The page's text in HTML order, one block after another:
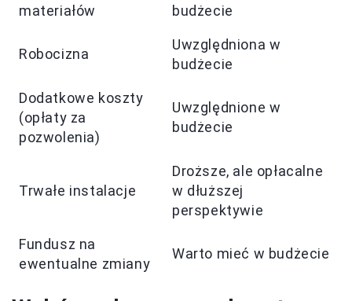
materiałów
budżecie
Robocizna
Uwzględniona w
budżecie
Dodatkowe koszty
(opłaty za
pozwolenia)
Uwzględnione w
budżecie
Trwałe instalacje
Droższe, ale opłacalne
w dłuższej
perspektywie
Fundusz na
ewentualne zmiany
Warto mieć w budżecie